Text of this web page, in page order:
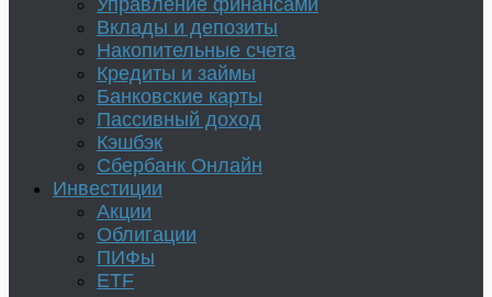
Управление финансами
Вклады и депозиты
Накопительные счета
Кредиты и займы
Банковские карты
Пассивный доход
Кэшбэк
Сбербанк Онлайн
Инвестиции
Акции
Облигации
ПИФы
ETF